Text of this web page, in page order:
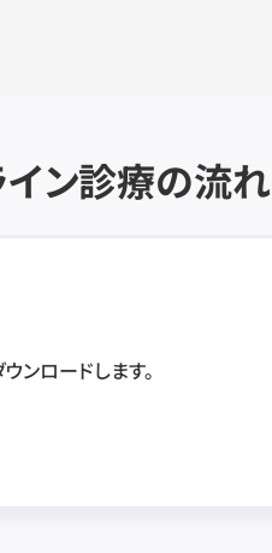
イン診療の流れ
ンロードします。